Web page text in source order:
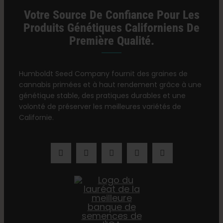
Votre Source De Confiance Pour Les
Produits Génétiques Californiens De
Première Qualité.
Humboldt Seed Company fournit des graines de
cannabis primées et à haut rendement grâce à une
génétique stable, des pratiques durables et une
volonté de préserver les meilleures variétés de
Californie.